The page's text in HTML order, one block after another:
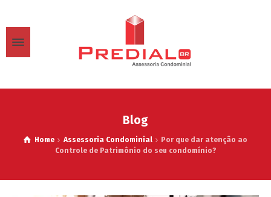
Blog
Home Assessoria Condominial
Por que dar atenção ao
Controle de Patrimônio do seu condomínio?